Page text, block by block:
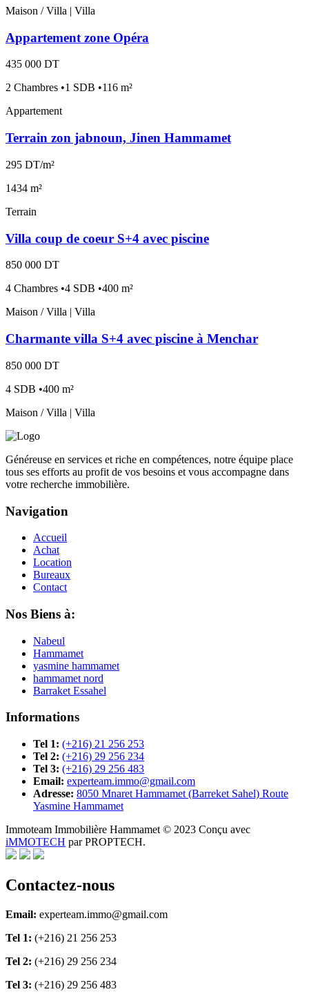
Maison / Villa | Villa
Appartement zone Opéra
435 000 DT
2 Chambres •1 SDB •116 m²
Appartement
Terrain zon jabnoun, Jinen Hammamet
295 DT/m²
1434 m²
Terrain
Villa coup de coeur S+4 avec piscine
850 000 DT
4 Chambres •4 SDB •400 m²
Maison / Villa | Villa
Charmante villa S+4 avec piscine à Menchar
850 000 DT
4 SDB •400 m²
Maison / Villa | Villa
Généreuse en services et riche en compétences, notre équipe place
tous ses efforts au profit de vos besoins et vous accompagne dans
votre recherche immobilière.
Navigation
Accueil
Achat
Location
Bureaux
Contact
Nos Biens à:
Nabeul
Hammamet
yasmine hammamet
hammamet nord
Barraket Essahel
Informations
Tel 1: (+216) 21 256 253
Tel 2: (+216) 29 256 234
Tel 3: (+216) 29 256 483
Email: experteam.immo@gmail.com
Adresse: 8050 Mnaret Hammamet (Barreket Sahel) Route
Yasmine Hammamet
Immoteam Immobilière Hammamet © 2023 Conçu avec
iMMOTECH par PROPTECH.
Contactez-nous
Email: experteam.immo@gmail.com
Tel 1: (+216) 21 256 253
Tel 2: (+216) 29 256 234
Tel 3: (+216) 29 256 483